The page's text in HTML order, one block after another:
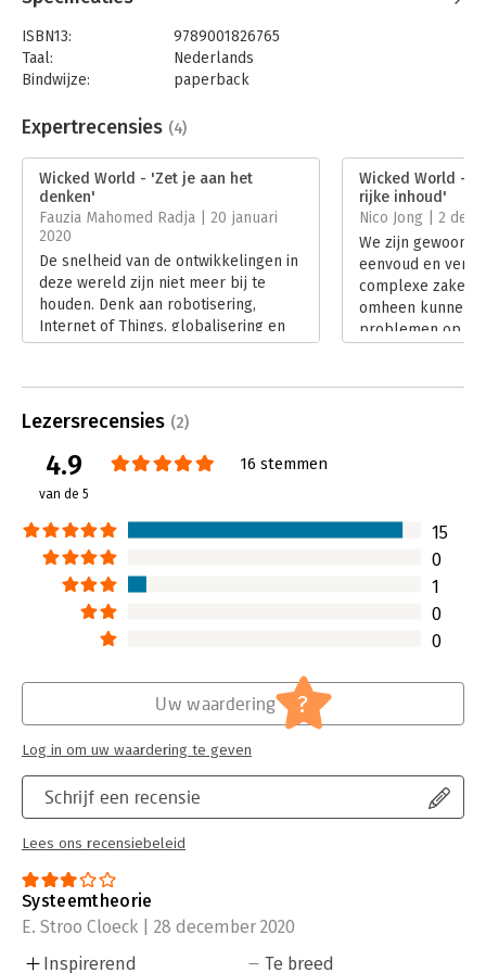
inzichtelijk maken;
- legt aan de hand van heldere stappen uit hoe tot
systeeminnovatie te komen.
ISBN13:
9789001826765
Taal:
Nederlands
Bindwijze:
paperback
Uitgever:
Noordhoff
Verschijningsdatum:
12-9-2019
Hoofdrubriek:
Strategisch management
Serie:
Noordhoff Business
Expertrecensies (4)
Wicked World - 'Zet je aan het
denken'
Fauzia Mahomed Radja | 20 januari
2020
De snelheid van de ontwikkelingen in
deze wereld zijn niet meer bij te
houden. Denk aan robotisering,
Internet of Things, globalisering en
de gehele digitale revolutie. Je zou
communiceren nu makkelijker zou
moeten gaan.
Wicked World -
rijke inhoud'
Nico Jong | 2
We zijn gewoon
eenvoud en
complexe zaken.
omheen kunnen,
problemen op in
Lezersrecensies (2)
4.9
van de 5
16 stemmen
15
0
1
0
0
Schrijf een recensie
Lees ons recensiebeleid
Uw waardering ?
Log in om uw waardering te geven
Systeemtheorie
E. Stroo Cloeck | 28 december 2020
Inspirerend
Te breed